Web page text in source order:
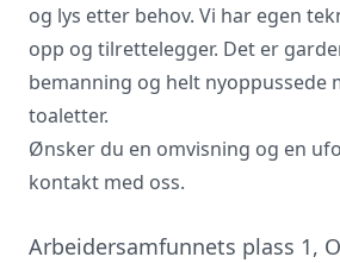
og lys etter behov. Vi har egen
opp og tilrettelegger. Det er
bemanning og helt nyoppussede
toaletter.
Ønsker du en omvisning og en
kontakt med oss.
Arbeidersamfunnets plass 1,